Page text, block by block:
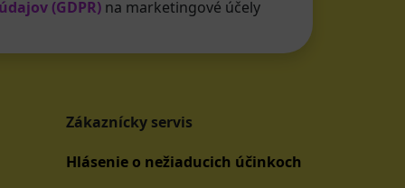
údajov (GDPR) na marketingové účely
Zákaznícky servis
Hlásenie o nežiaducich účinkoch